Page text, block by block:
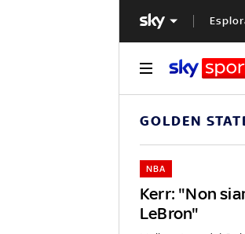
GOLDEN
Kerr: "Non
LeBron"
NBA